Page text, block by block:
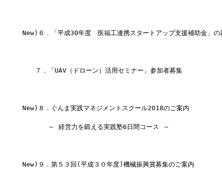
New)６．「平成30年度　医福工連携スタートアップ支援補助金」の
７．「UAV（ドローン）活用セミナー」参加者募集
New)８．ぐんま実践マネジメントスクール2018のご案内
～ 経営力を鍛える実践塾6日間コース ～
New)９．第５３回(平成３０年度)機械振興賞募集のご案内